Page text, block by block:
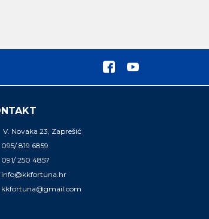
V. Novaka 23, Zaprešić
095/ 819 6859
091/ 250 4857
info@kkfortuna.hr
kkfortuna@gmail.com